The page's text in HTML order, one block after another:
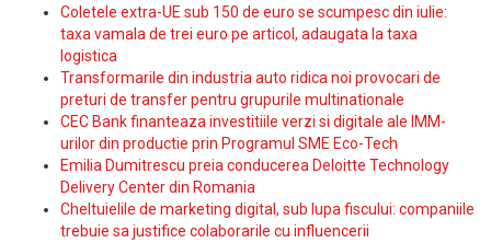
Coletele extra-UE sub 150 de euro se scumpesc din iulie:
taxa vamala de trei euro pe articol, adaugata la taxa
logistica
Transformarile din industria auto ridica noi provocari de
preturi de transfer pentru grupurile multinationale
CEC Bank finanteaza investitiile verzi si digitale ale IMM-
urilor din productie prin Programul SME Eco-Tech
Emilia Dumitrescu preia conducerea Deloitte Technology
Delivery Center din Romania
Cheltuielile de marketing digital, sub lupa fiscului: companiile
trebuie sa justifice colaborarile cu influencerii